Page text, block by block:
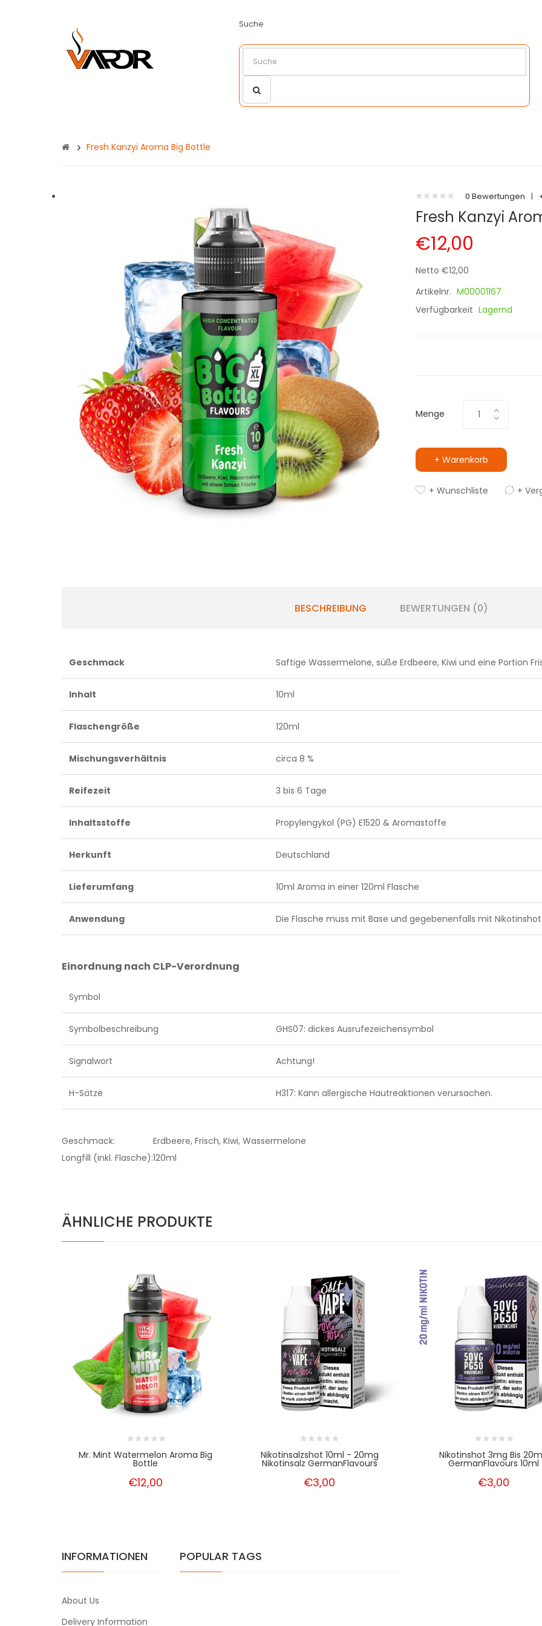
Suche
Fresh Kanzyi Aroma Big Bottle
0 Bewertungen |
Fresh Kanzyi
€12,00
Netto €12,00
Artikelnr. M00001167
Verfügbarkeit Lagernd
Menge
+ Warenkorb
+ Wunschliste +
BESCHREIBUNG BEWERTUNGEN (0)
Geschmack Saftige Wassermelone, süße Erdbeere, Kiwi und eine Portion
Inhalt 10ml
Flaschengröße 120ml
Mischungsverhältnis circa 8 %
Reifezeit 3 bis 6 Tage
Inhaltsstoffe Propylengykol (PG) E1520 & Aromastoffe
Herkunft Deutschland
Lieferumfang 10ml Aroma in einer 120ml Flasche
Anwendung Die Flasche muss mit Base und gegebenenfalls mit
Einordnung nach CLP-Verordnung
Symbol
Symbolbeschreibung GHS07: dickes Ausrufezeichensymbol
Signalwort Achtung!
H-Sätze H317: Kann allergische Hautreaktionen verursachen.
Geschmack:
Erdbeere, Frisch, Kiwi, Wassermelone
Longfill (inkl. Flasche):120ml
ÄHNLICHE PRODUKTE
Mr. Mint Watermelon Aroma Big
Bottle
€12,00
Nikotinsalzshot 10ml - 20mg
Nikotinsalz GermanFlavours
€3,00
Nikotinshot 3mg Bis
GermanFlavours 10ml
€3,00
INFORMATIONEN
About Us
Delivery Information
POPULAR TAGS